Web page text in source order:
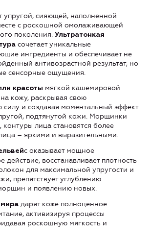
упругой, сияющей, наполненной
с роскошной омолаживающей
поколения. Ультратонкая
сочетает уникальные
ингредиенты и обеспечивает не
антивозрастной результат, но
сенсорные ощущения.
красоты мягкой кашемировой
кожу, раскрывая свою
силу и создавая моментальный эффект
подтянутой кожи. Морщинки
контуры лица становятся более
– яркими и выразительными.
с оказывает мощное
действие, восстанавливает плотность
для максимальной упругости и
препятствует углублению
и появлению новых.
дарят коже полноценное
активизируя процессы
роскошную мягкость и